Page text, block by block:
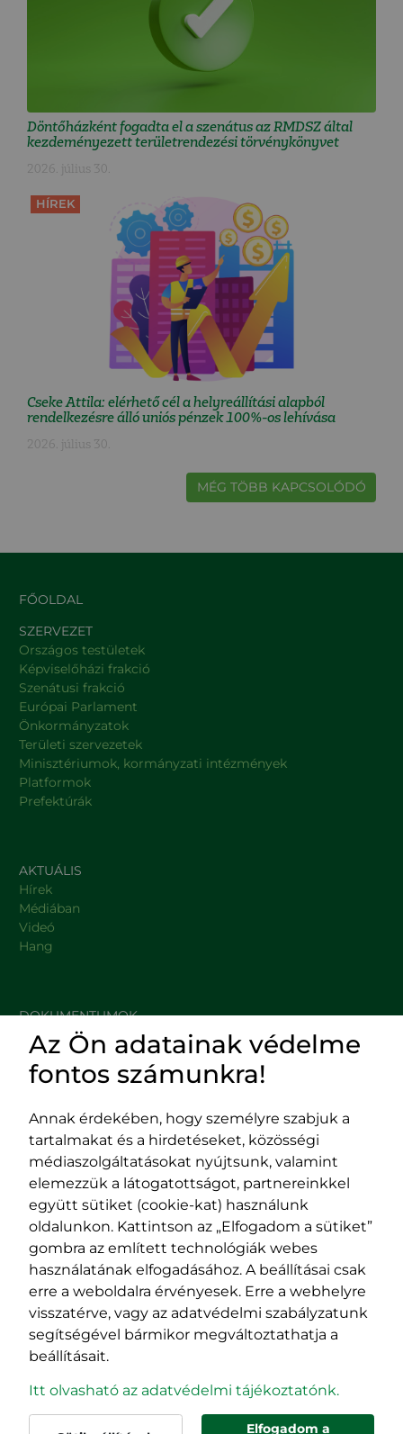
Döntőházként fogadta el a szenátus az RMDSZ által
kezdeményezett területrendezési törvénykönyvet
2026. július 30.
HÍREK
Cseke Attila: elérhető cél a helyreállítási alapból
rendelkezésre álló uniós pénzek 100%-os lehívása
2026. július 30.
MÉG TÖBB KAPCSOLÓDÓ
FŐOLDAL
SZERVEZET
Országos testületek
Képviselőházi frakció
Szenátusi frakció
Európai Parlament
Önkormányzatok
Területi szervezetek
Minisztériumok, kormányzati intézmények
Platformok
Prefektúrák
AKTUÁLIS
Hírek
Médiában
Videó
Hang
DOKUMENTUMOK
HASZNOS LINKEK
Impresszum
Adatvédelmi szabályzat
EPP program
400029 Kolozsvár,
Fürdő (Card. Iuliu Hossu) utca, 41.
szám
tel/fax:0723 250 321
email:office@rmdsz.ro
400489 Kolozsvár,
Majális utca, 60.
szám
tel/fax:0264 590 758
email:
office@rmdsz.ro
Az Ön adatainak védelme
fontos számunkra!
Annak érdekében, hogy személyre szabjuk a
tartalmakat és a hirdetéseket, közösségi
médiaszolgáltatásokat nyújtsunk, valamint
elemezzük a látogatottságot, partnereinkkel
együtt sütiket (cookie-kat) használunk
oldalunkon. Kattintson az „Elfogadom a sütiket”
gombra az említett technológiák webes
használatának elfogadásához. A beállításai csak
erre a weboldalra érvényesek. Erre a webhelyre
visszatérve, vagy az adatvédelmi szabályzatunk
segítségével bármikor megváltoztathatja a
beállításait.
Itt olvasható az adatvédelmi tájékoztatónk.
Elfogadom a